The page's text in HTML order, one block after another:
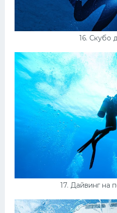
16. Скубо
17. Дайвинг на